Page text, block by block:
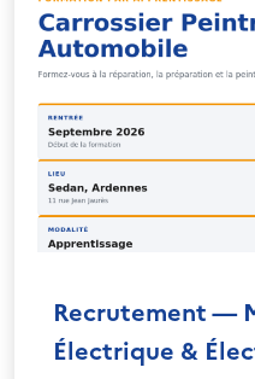
Recrutement —
Électrique &